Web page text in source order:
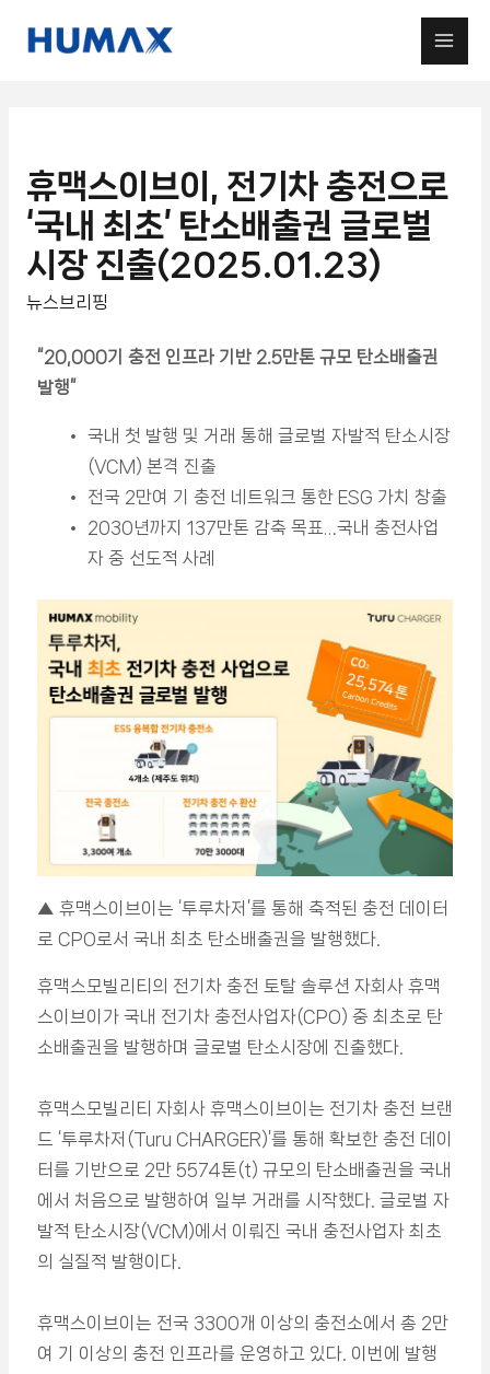
휴맥스이브이, 전기차 충전으로
‘국내 최초’ 탄소배출권 글로벌
시장 진출(2025.01.23)
뉴스브리핑
“20,000기 충전 인프라 기반 2.5만톤 규모 탄소배출권
발행”
국내 첫 발행 및 거래 통해 글로벌 자발적 탄소시장
(VCM) 본격 진출
전국 2만여 기 충전 네트워크 통한 ESG 가치 창출
2030년까지 137만톤 감축 목표…국내 충전사업
자 중 선도적 사례
▲ 휴맥스이브이는 ‘투루차저’를 통해 축적된 충전 데이터
로 CPO로서 국내 최초 탄소배출권을 발행했다.
휴맥스모빌리티의 전기차 충전 토탈 솔루션 자회사 휴맥
스이브이가 국내 전기차 충전사업자(CPO) 중 최초로 탄
소배출권을 발행하며 글로벌 탄소시장에 진출했다.
휴맥스모빌리티 자회사 휴맥스이브이는 전기차 충전 브랜
드 ‘투루차저(Turu CHARGER)’를 통해 확보한 충전 데이
터를 기반으로 2만 5574톤(t) 규모의 탄소배출권을 국내
에서 처음으로 발행하여 일부 거래를 시작했다. 글로벌 자
발적 탄소시장(VCM)에서 이뤄진 국내 충전사업자 최초
의 실질적 발행이다.
휴맥스이브이는 전국 3300개 이상의 충전소에서 총 2만
여 기 이상의 충전 인프라를 운영하고 있다. 이번에 발행